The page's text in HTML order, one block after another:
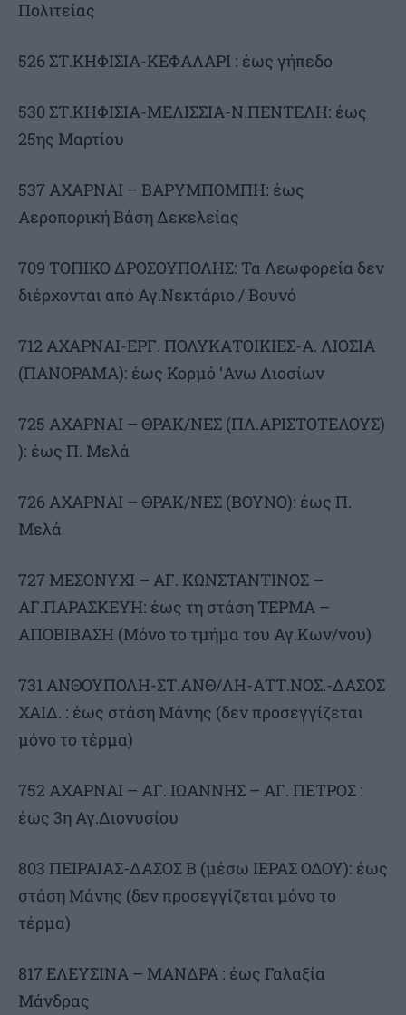
Πολιτείας
526 ΣΤ.ΚΗΦΙΣΙΑ-ΚΕΦΑΛΑΡΙ : έως γήπεδο
530 ΣΤ.ΚΗΦΙΣΙΑ-ΜΕΛΙΣΣΙΑ-Ν.ΠΕΝΤΕΛΗ: έως
25ης Μαρτίου
537 ΑΧΑΡΝΑΙ – ΒΑΡΥΜΠΟΜΠΗ: έως
Αεροπορική Βάση Δεκελείας
709 ΤΟΠΙΚΟ ΔΡΟΣΟΥΠΟΛΗΣ: Τα Λεωφορεία δεν
διέρχονται από Αγ.Νεκτάριο / Βουνό
712 ΑΧΑΡΝΑΙ-ΕΡΓ. ΠΟΛΥΚΑΤΟΙΚΙΕΣ-Α. ΛΙΟΣΙΑ
(ΠΑΝΟΡΑΜΑ): έως Κορμό ‘Ανω Λιοσίων
725 ΑΧΑΡΝΑΙ – ΘΡΑΚ/ΝΕΣ (ΠΛ.ΑΡΙΣΤΟΤΕΛΟΥΣ)
): έως Π. Μελά
726 ΑΧΑΡΝΑΙ – ΘΡΑΚ/ΝΕΣ (ΒΟΥΝΟ): έως Π.
Μελά
727 ΜΕΣΟΝΥΧΙ – ΑΓ. ΚΩΝΣΤΑΝΤΙΝΟΣ –
ΑΓ.ΠΑΡΑΣΚΕΥΗ: έως τη στάση ΤΕΡΜΑ –
ΑΠΟΒΙΒΑΣΗ (Μόνο το τμήμα του Αγ.Κων/νου)
731 ΑΝΘΟΥΠΟΛΗ-ΣΤ.ΑΝΘ/ΛΗ-ΑΤΤ.ΝΟΣ.-ΔΑΣΟΣ
ΧΑΙΔ. : έως στάση Μάνης (δεν προσεγγίζεται
μόνο το τέρμα)
752 ΑΧΑΡΝΑΙ – ΑΓ. ΙΩΑΝΝΗΣ – ΑΓ. ΠΕΤΡΟΣ :
έως 3η Αγ.Διονυσίου
803 ΠΕΙΡΑΙΑΣ-ΔΑΣΟΣ Β (μέσω ΙΕΡΑΣ ΟΔΟΥ): έως
στάση Μάνης (δεν προσεγγίζεται μόνο το
τέρμα)
817 ΕΛΕΥΣΙΝΑ – ΜΑΝΔΡΑ : έως Γαλαξία
Μάνδρας